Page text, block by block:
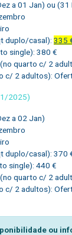
a 01 Jan) ou (31
duplo/casal): 335
single): 380 €
(no quarto c/ 2
c/ 2 adultos):
2025)
a 02 Jan)
duplo/casal): 370
single): 440 €
(no quarto c/ 2
c/ 2 adultos):
ou